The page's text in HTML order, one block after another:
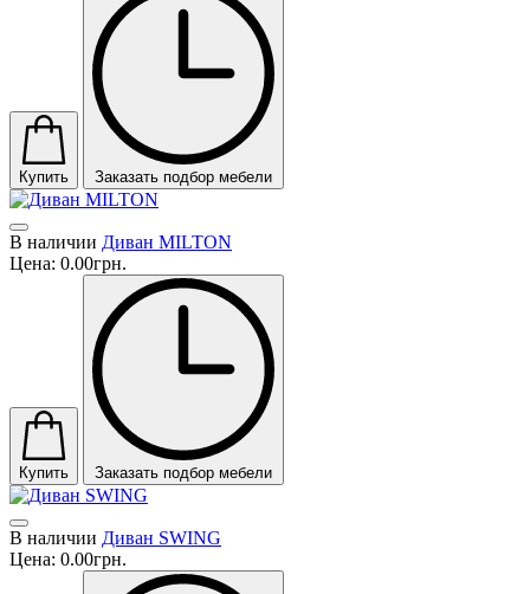
Купить Заказать подбор мебели
В наличии Диван MILTON
Цена: 0.00грн.
Купить Заказать подбор мебели
В наличии Диван SWING
Цена: 0.00грн.